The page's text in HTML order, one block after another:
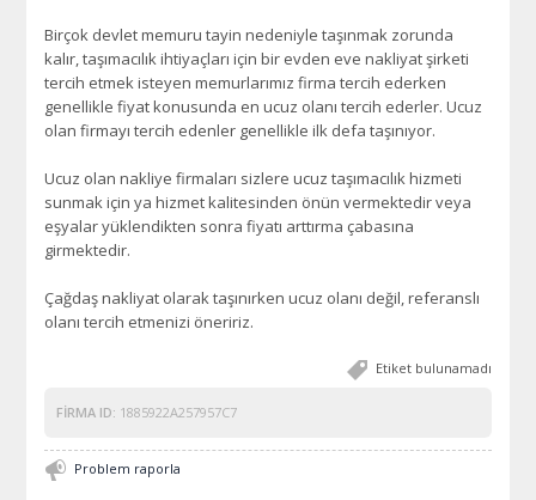
Birçok devlet memuru tayin nedeniyle taşınmak zorunda
kalır, taşımacılık ihtiyaçları için bir evden eve nakliyat şirketi
tercih etmek isteyen memurlarımız firma tercih ederken
genellikle fiyat konusunda en ucuz olanı tercih ederler. Ucuz
olan firmayı tercih edenler genellikle ilk defa taşınıyor.
Ucuz olan nakliye firmaları sizlere ucuz taşımacılık hizmeti
sunmak için ya hizmet kalitesinden önün vermektedir veya
eşyalar yüklendikten sonra fiyatı arttırma çabasına
girmektedir.
Çağdaş nakliyat olarak taşınırken ucuz olanı değil, referanslı
olanı tercih etmenizi öneririz.
Etiket bulunamadı
FIRMA ID: 1885922A257957C7
Problem raporla